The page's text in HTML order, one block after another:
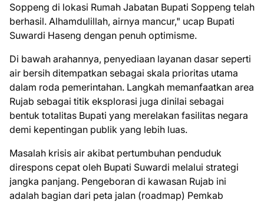
Soppeng di lokasi Rumah Jabatan Bupati Soppeng telah
berhasil. Alhamdulillah, airnya mancur," ucap Bupati
Suwardi Haseng dengan penuh optimisme.
Di bawah arahannya, penyediaan layanan dasar seperti
air bersih ditempatkan sebagai skala prioritas utama
dalam roda pemerintahan. Langkah memanfaatkan area
Rujab sebagai titik eksplorasi juga dinilai sebagai
bentuk totalitas Bupati yang merelakan fasilitas negara
demi kepentingan publik yang lebih luas.
Masalah krisis air akibat pertumbuhan penduduk
direspons cepat oleh Bupati Suwardi melalui strategi
jangka panjang. Pengeboran di kawasan Rujab ini
adalah bagian dari peta jalan (roadmap) Pemkab